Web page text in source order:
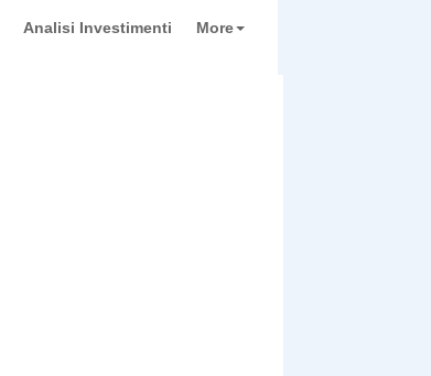
Analisi Investimenti More